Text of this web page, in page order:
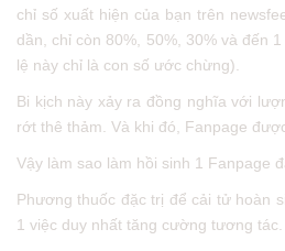
chỉ số xuất hiện của bạn trên
dần, chỉ còn 80%, 50%, 30% và đến
lệ này chỉ là con số ước chừng).
Bi kịch này xảy ra đồng nghĩa với
rớt thê thảm. Và khi đó, Fanpage
Vậy làm sao làm hồi sinh 1 Fanpage
Phương thuốc đặc trị để cải tử hoàn
1 việc duy nhất tăng cường tương tác.